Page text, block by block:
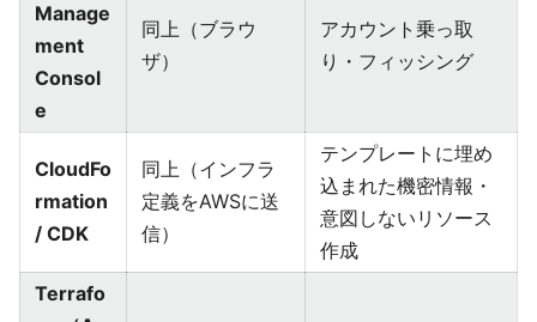
Manage
ment
Consol
e
同上（ブラウ
ザ）
アカウント乗っ取
り・フィッシング
CloudFo
rmation
/ CDK
同上（インフラ
定義をAWSに送
信）
テンプレートに埋め
込まれた機密情報・
意図しないリソース
作成
Terrafo